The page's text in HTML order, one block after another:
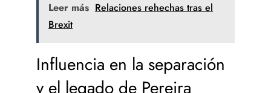
Leer más Relaciones rehechas tras el
Brexit
Influencia en la separación
y el legado de Pereira